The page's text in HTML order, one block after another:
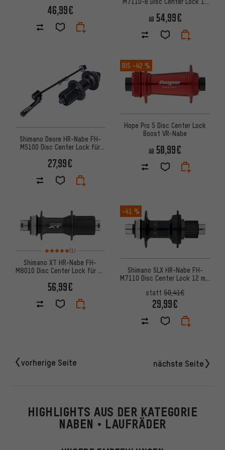
46,99€
AB 54,99€
Shimano Deore HR-Nabe FH-
M5100 Disc Center Lock für
27,99€
BIS -42 %
Hope Pro 5 Disc Center Lock
Boost VR-Nabe
AB 50,99€
Bewertungen: 5 von 5 basierend auf 1 Bewertungen
(1)
Shimano XT HR-Nabe FH-
M8010 Disc Center Lock für 12
56,99€
-41 %
Shimano SLX HR-Nabe FH-
M7110 Disc Center Lock 12 mm
statt 50,41€
29,99€
vorherige Seite nächste Seite
HIGHLIGHTS AUS DER KATEGORIE
NABEN • LAUFRÄDER